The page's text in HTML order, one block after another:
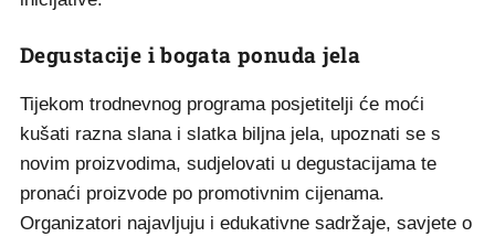
Degustacije i bogata ponuda jela
Tijekom trodnevnog programa posjetitelji će moći
kušati razna slana i slatka biljna jela, upoznati se s
novim proizvodima, sudjelovati u degustacijama te
pronaći proizvode po promotivnim cijenama.
Organizatori najavljuju i edukativne sadržaje, savjete o